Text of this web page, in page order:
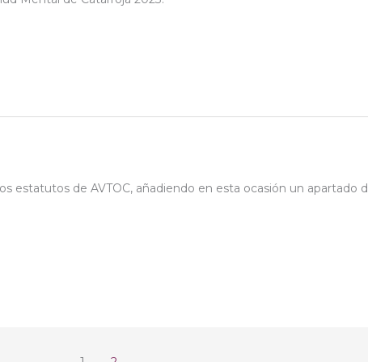
estatutos de AVTOC, añadiendo en esta ocasión un apartado